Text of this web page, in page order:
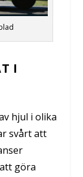
I
hjul i olika
svårt att
göra